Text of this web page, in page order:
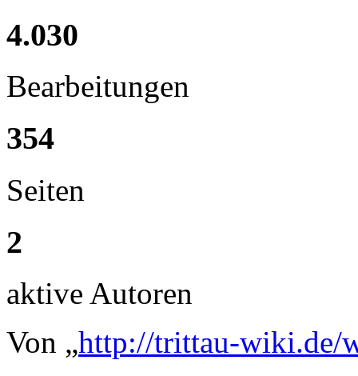
4.030
Bearbeitungen
354
Seiten
2
aktive Autoren
Von „http://trittau-wiki.de/